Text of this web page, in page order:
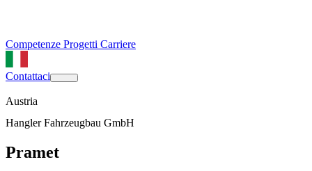
Competenze Progetti Carriere
Contattaci
Austria
Hangler Fahrzeugbau GmbH
Pramet